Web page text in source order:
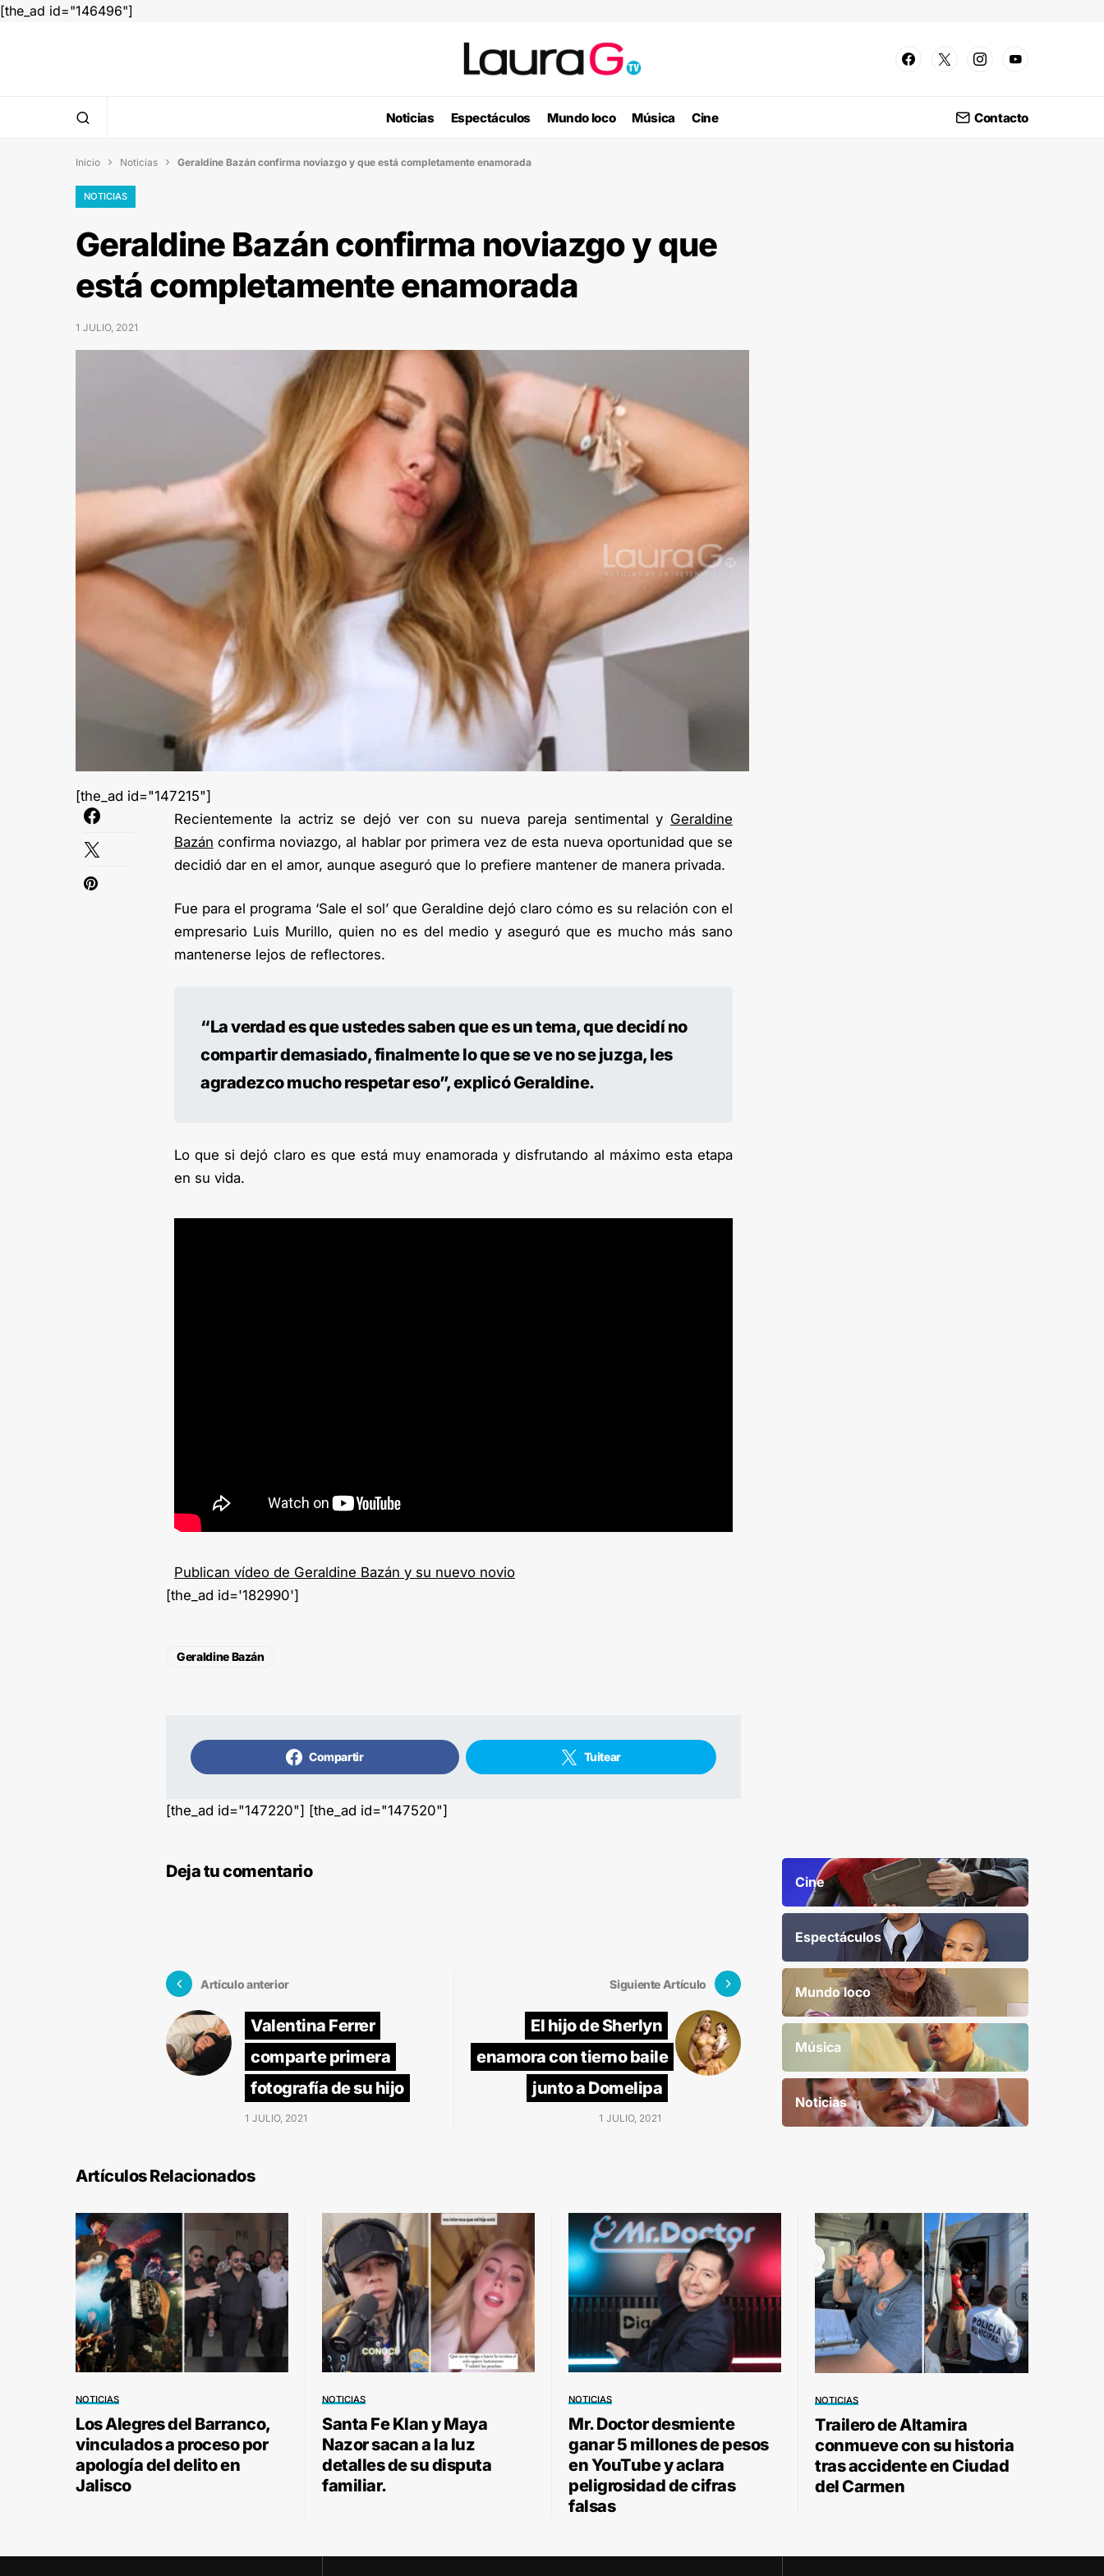
[the_ad id="146496"]
Noticias Espectáculos Mundo loco Música Cine Contacto
Inicio  Noticias  Geraldine Bazán confirma noviazgo y que está completamente enamorada
NOTICIAS
Geraldine Bazán confirma noviazgo y que
está completamente enamorada
1 JULIO, 2021
[the_ad id="147215"]
Recientemente la actriz se dejó ver con su nueva pareja sentimental y Geraldine
Bazán confirma noviazgo, al hablar por primera vez de esta nueva oportunidad que se
decidió dar en el amor, aunque aseguró que lo prefiere mantener de manera privada.
Fue para el programa ‘Sale el sol’ que Geraldine dejó claro cómo es su relación con el
empresario Luis Murillo, quien no es del medio y aseguró que es mucho más sano
mantenerse lejos de reflectores.
“La verdad es que ustedes saben que es un tema, que decidí no
compartir demasiado, finalmente lo que se ve no se juzga, les
agradezco mucho respetar eso”, explicó Geraldine.
Lo que si dejó claro es que está muy enamorada y disfrutando al máximo esta etapa
en su vida.
Publican vídeo de Geraldine Bazán y su nuevo novio
[the_ad id='182990']
Geraldine Bazán
Compartir Tuitear
[the_ad id="147220"] [the_ad id="147520"]
Deja tu comentario
Artículo anterior
Valentina Ferrer
comparte primera
fotografía de su hijo
1 JULIO, 2021
Siguiente Artículo
El hijo de Sherlyn
enamora con tierno baile
junto a Domelipa
1 JULIO, 2021
Cine
Espectáculos
Mundo loco
Música
Noticias
Artículos Relacionados
NOTICIAS
Los Alegres del Barranco,
vinculados a proceso por
apología del delito en
Jalisco
NOTICIAS
Santa Fe Klan y Maya
Nazor sacan a la luz
detalles de su disputa
familiar.
NOTICIAS
Mr. Doctor desmiente
ganar 5 millones de pesos
en YouTube y aclara
peligrosidad de cifras
falsas
NOTICIAS
Trailero de Altamira
conmueve con su historia
tras accidente en Ciudad
del Carmen